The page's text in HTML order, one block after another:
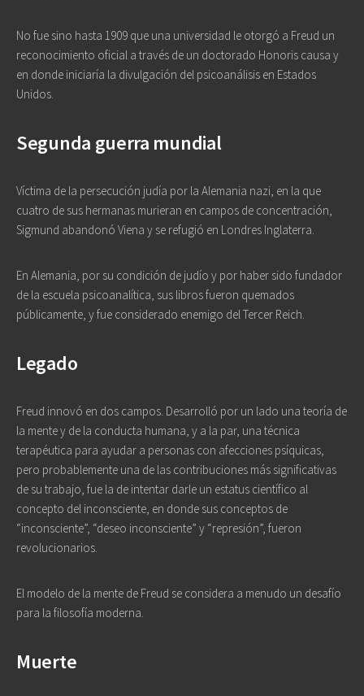
No fue sino hasta 1909 que una universidad le otorgó a Freud un
reconocimiento oficial a través de un doctorado Honoris causa y
en donde iniciaría la divulgación del psicoanálisis en Estados
Unidos.
Segunda guerra mundial
Víctima de la persecución judía por la Alemania nazi, en la que
cuatro de sus hermanas murieran en campos de concentración,
Sigmund abandonó Viena y se refugió en Londres Inglaterra.
En Alemania, por su condición de judío y por haber sido fundador
de la escuela psicoanalítica, sus libros fueron quemados
públicamente, y fue considerado enemigo del Tercer Reich.
Legado
Freud innovó en dos campos. Desarrolló por un lado una teoría de
la mente y de la conducta humana, y a la par, una técnica
terapéutica para ayudar a personas con afecciones psíquicas,
pero probablemente una de las contribuciones más significativas
de su trabajo, fue la de intentar darle un estatus científico al
concepto del inconsciente, en donde sus conceptos de
“inconsciente”, “deseo inconsciente” y “represión”, fueron
revolucionarios.
El modelo de la mente de Freud se considera a menudo un desafío
para la filosofía moderna.
Muerte